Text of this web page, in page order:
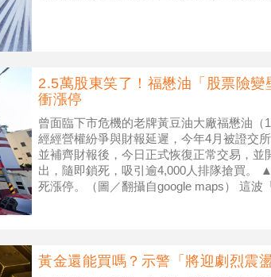
2.5萬股東笑了！福懋油「股票險
衝漲停
曾面臨下市危機的老牌黃豆油大廠福懋油（
經經營權紛爭與財報延遲，今年4月被證交
並補齊財報後，今日正式恢復正常交易，
出，隨即鎖死，吸引逾4,000人排隊搶買。
死漲停。（圖／翻攝自google maps） 這波
黃金還能買嗎？示警「將迎劇烈震